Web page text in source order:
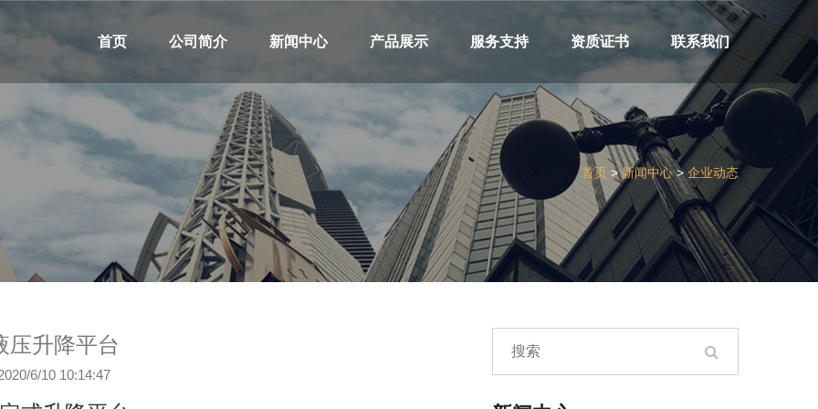
首页 公司简介 新闻中心 产品展示 服务支持 资质证书 联系我们
首页 >新闻中心>企业动态
压升降平台
6/10 10:14:47